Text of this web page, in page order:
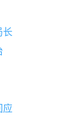
长
应